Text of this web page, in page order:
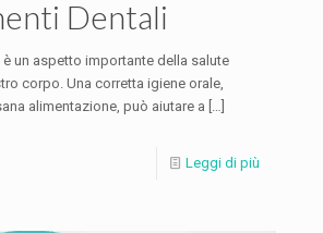
Dentali
un aspetto importante della salute
corpo. Una corretta igiene orale,
alimentazione, può aiutare a
Leggi di più